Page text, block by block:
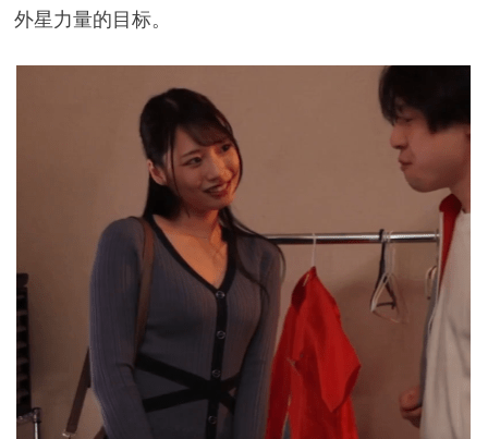
外星力量的目标。